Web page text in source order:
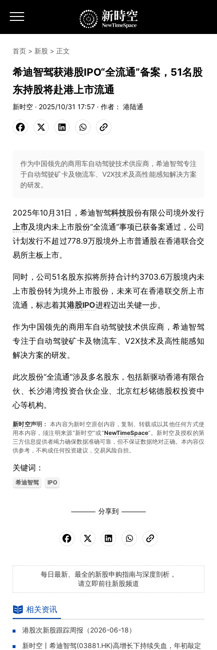
首页 > 新股 > 正文
希迪智驾获港股IPO“全流通”备案，51名股
东持股将赴港上市流通
新时空 · 2025/10/31 17:57 · 作者： 港陆通
作为中国领先的商用车自动驾驶技术供应商，希迪智驾专注
于自动驾驶矿卡及物流车、V2X技术及高性能感知解决方案
的研发。
2025年10月31日，希迪智驾科技股份有限公司境外发行
上市及境内未上市股份“全流通”事项已获备案通过，公司
计划发行不超过778.9万股境外上市普通股在香港联合交
易所主板上市。
同时，公司51名股东拟将所持合计约3703.6万股境内未
上市股份转为境外上市股份，未来可在香港联交所上市
流通，标志着其港股IPO进程迈出关键一步。
作为中国领先的商用车自动驾驶技术供应商，希迪智驾
专注于自动驾驶矿卡及物流车、V2X技术及高性能感知
解决方案的研发。
此次股份“全流通”涉及多名股东，包括新驱动香港有限合
伙、长沙港湾投资合伙企业、北京红杉铭德股权投资中
心等机构。
新时空声明： 本内容为新时空原创内容，复制、转载或以其他任何方式使
用本内容，须注明来源“新时空”或“NewTimeSpace”。新时空及授权的第
三方信息提供者竭力确保数据准确可靠，但不保证数据绝对正确。本內容仅
供参考，不构成任何投资建议，交易风险自担。
关键词：
希迪智驾 IPO
分享到
每日最新、最全的新股申购指南与深度剖析，
请立即前往新股频道
相关资讯
港股次新股跟踪周报（2026-06-18）
新时空丨希迪智驾(03881.HK)高增长下持续失血，年初敲定